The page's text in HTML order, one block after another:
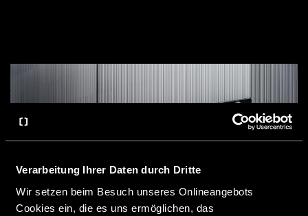
Verarbeitung Ihrer Daten durch Dritte
Wir setzen beim Besuch unseres Onlineangebots
Cookies ein, die es uns ermöglichen, das